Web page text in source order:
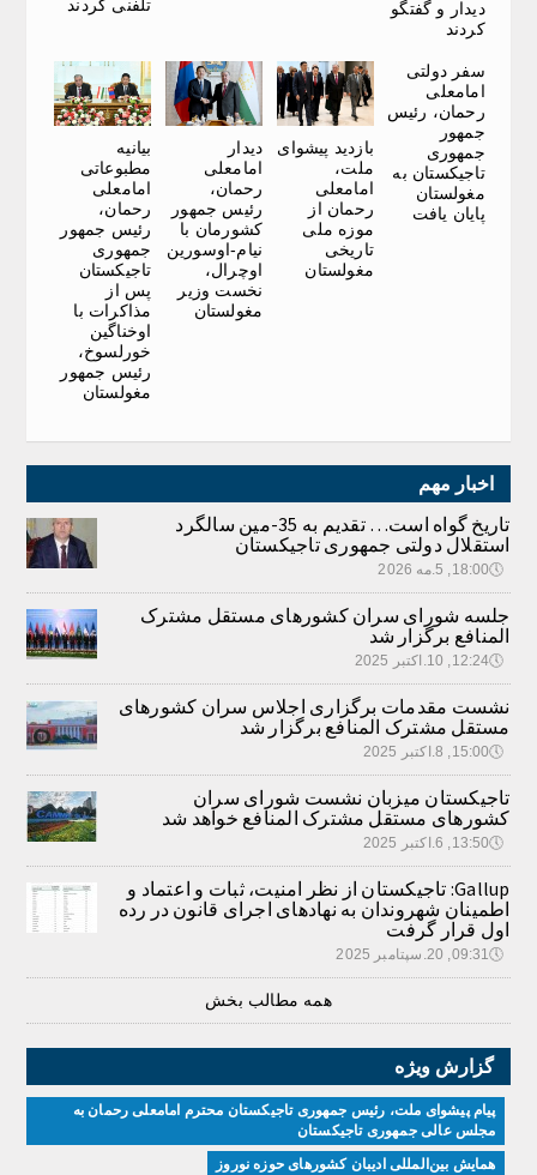
دیدار و گفتگو
کردند
تلفنی کردند
سفر دولتی
امامعلی
رحمان، رئیس
جمهور
جمهوری
تاجیکستان به
مغولستان
پایان یافت
بازدید پیشوای
ملت،
امامعلی
رحمان از
موزه ملی
تاریخی
مغولستان
دیدار
امامعلی
رحمان،
رئیس جمهور
کشورمان با
نیام-اوسورین
اوچرال،
نخست وزیر
مغولستان
بیانیه
مطبوعاتی
امامعلی
رحمان،
رئیس جمهور
جمهوری
تاجیکستان
پس از
مذاکرات با
اوخناگین
خورلسوخ،
رئیس جمهور
مغولستان
اخبار مهم
تاریخ گواه است… تقدیم به 35-مین سالگرد
استقلال دولتی جمهوری تاجیکستان
🕔18:00, 5.مه 2026
جلسه شورای سران کشورهای مستقل مشترک
المنافع برگزار شد
🕔12:24, 10.اکتبر 2025
نشست مقدمات برگزاری اجلاس سران کشورهای
مستقل مشترک المنافع برگزار شد
🕔15:00, 8.اکتبر 2025
تاجیکستان میزبان نشست شورای سران
کشورهای مستقل مشترک المنافع خواهد شد
🕔13:50, 6.اکتبر 2025
Gallup: تاجیکستان از نظر امنیت، ثبات و اعتماد و
اطمینان شهروندان به نهادهای اجرای قانون در رده
اول قرار گرفت
🕔09:31, 20.سپتامبر 2025
همه مطالب بخش
گزارش ویژه
پیام پیشوای ملت، رئیس جمهوری تاجیکستان محترم امامعلی رحمان به
مجلس عالی جمهوری تاجیکستان
همایش بین‌المللی ادیبان کشور‌های حوزه نوروز